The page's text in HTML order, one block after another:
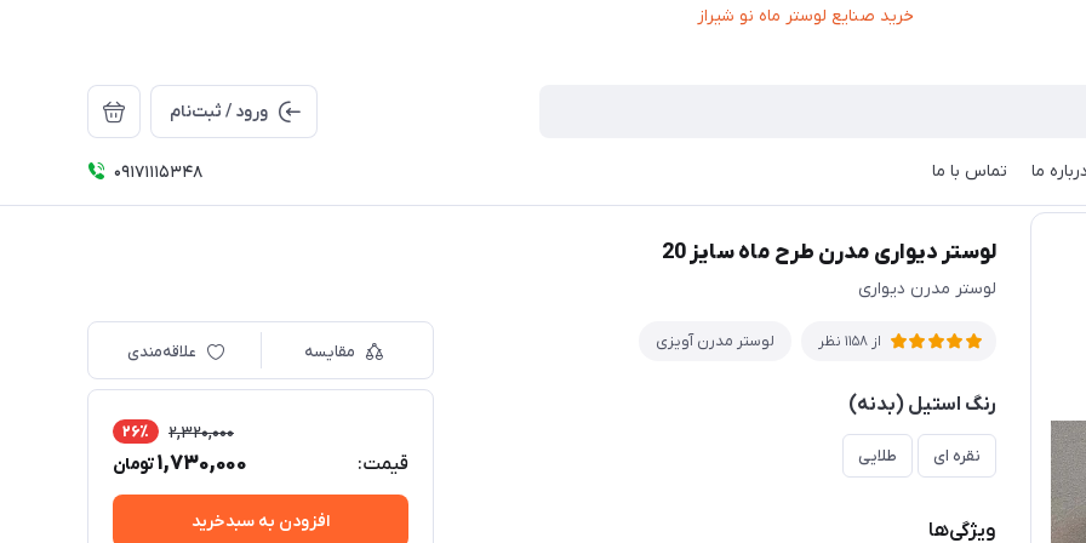
ورود / ثبت‌نام
درباره ما تماس با ما 09171115348 مدرن طرح ماه سایز 20
لوستر دیواری مدرن طرح ماه سایز 20
لوستر مدرن دیواری
از 1158 نظر لوستر مدرن آویزی
رنگ استیل (بدنه)
نقره ای طلایی
ویژگی‌ها
مقایسه علاقه‌مندی
قیمت:
2,320,000 26٪
1,730,000تومان
افزودن به سبدخرید